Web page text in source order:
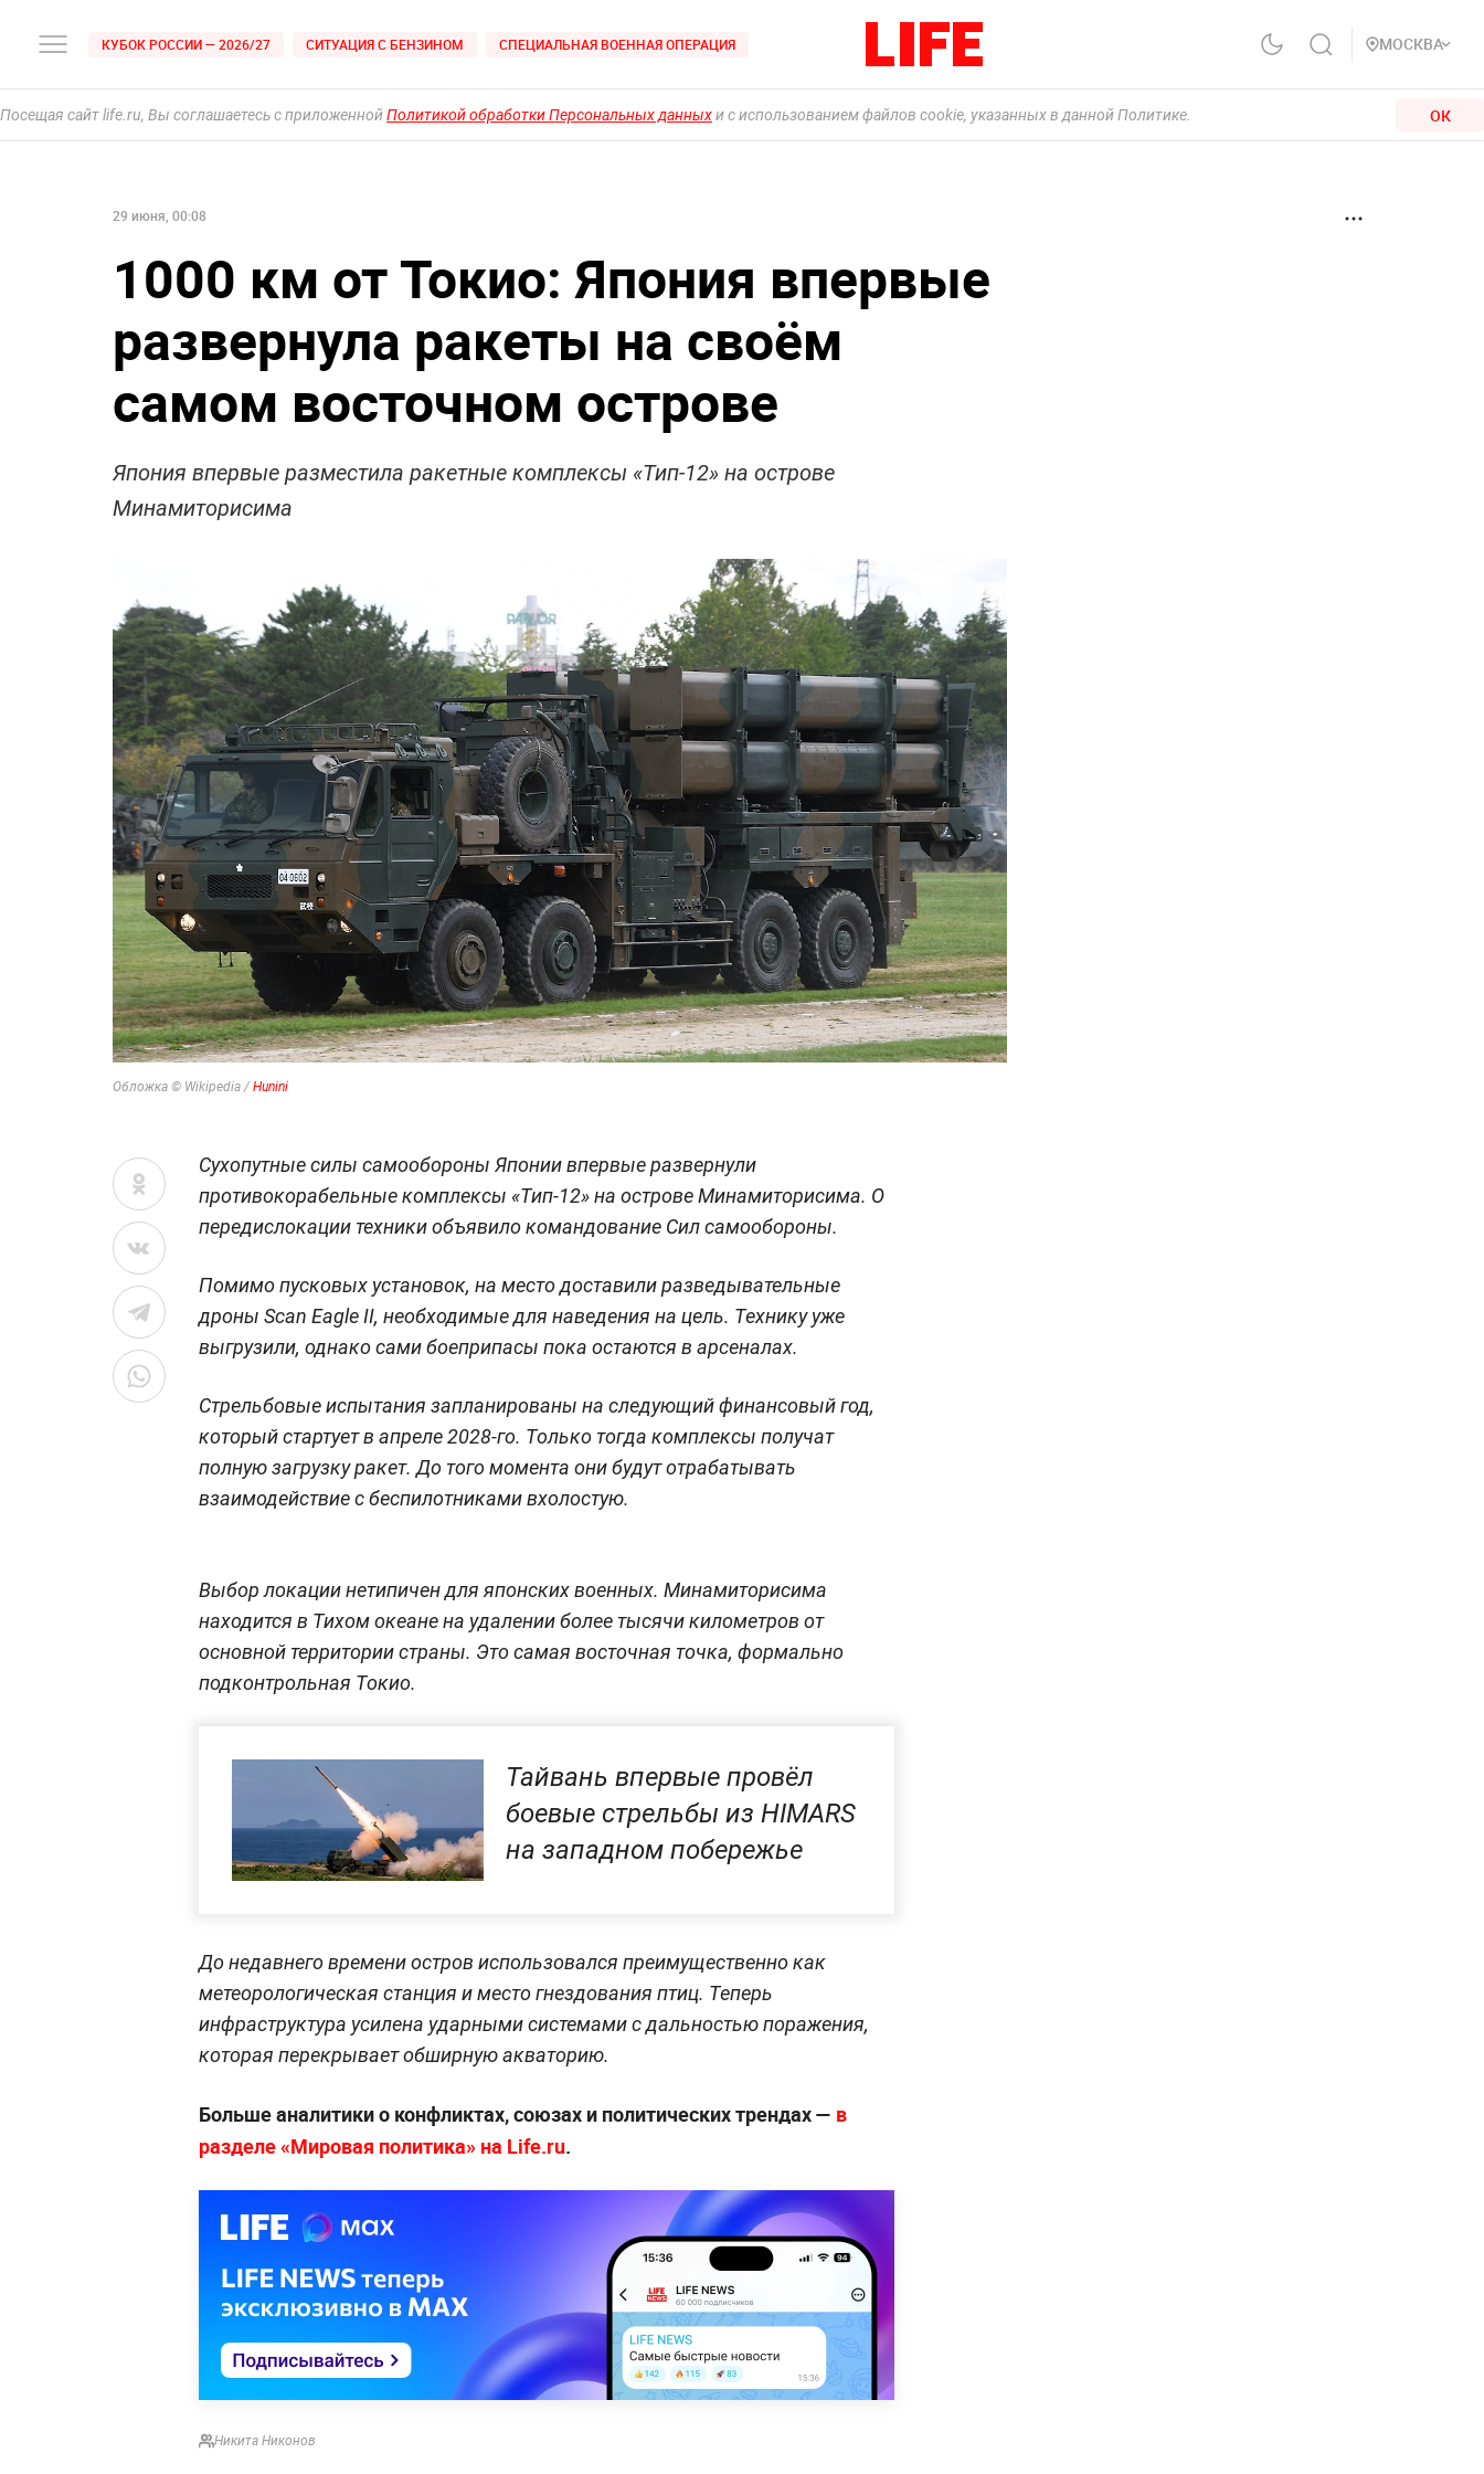
КУБОК РОССИИ — 2026/27 СИТУАЦИЯ С БЕНЗИНОМ СПЕЦИАЛЬНАЯ ВОЕННАЯ ОПЕРАЦИЯ МОСКВА
Посещая сайт life.ru, Вы соглашаетесь с приложеннойПолитикой обработки Персональных данныхи с использованием файлов cookie, указанных в данной Политике. ОК
29 июня, 00:08
1000 км от Токио: Япония впервые
развернула ракеты на своём
самом восточном острове
Япония впервые разместила ракетные комплексы «Тип-12» на острове
Минамиторисима
Обложка © Wikipedia / Hunini
Сухопутные силы самообороны Японии впервые развернули
противокорабельные комплексы «Тип-12» на острове Минамиторисима. О
передислокации техники объявило командование Сил самообороны.
Помимо пусковых установок, на место доставили разведывательные
дроны Scan Eagle II, необходимые для наведения на цель. Технику уже
выгрузили, однако сами боеприпасы пока остаются в арсеналах.
Стрельбовые испытания запланированы на следующий финансовый год,
который стартует в апреле 2028-го. Только тогда комплексы получат
полную загрузку ракет. До того момента они будут отрабатывать
взаимодействие с беспилотниками вхолостую.
Выбор локации нетипичен для японских военных. Минамиторисима
находится в Тихом океане на удалении более тысячи километров от
основной территории страны. Это самая восточная точка, формально
подконтрольная Токио.
Тайвань впервые провёл
боевые стрельбы из HIMARS
на западном побережье
До недавнего времени остров использовался преимущественно как
метеорологическая станция и место гнездования птиц. Теперь
инфраструктура усилена ударными системами с дальностью поражения,
которая перекрывает обширную акваторию.
Больше аналитики о конфликтах, союзах и политических трендах — в
разделе «Мировая политика» на Life.ru.
Никита Никонов